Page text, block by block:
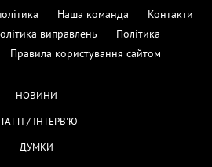
Наша команда
Контакти
виправлень
Політика
Правила користування сайтом
НОВИНИ
/ ІНТЕРВ'Ю
ДУМКИ